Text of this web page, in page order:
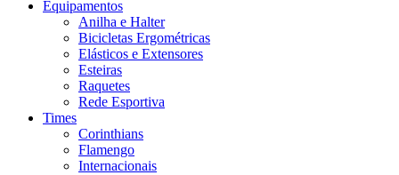
Equipamentos
Anilha e Halter
Bicicletas Ergométricas
Elásticos e Extensores
Esteiras
Raquetes
Rede Esportiva
Times
Corinthians
Flamengo
Internacionais